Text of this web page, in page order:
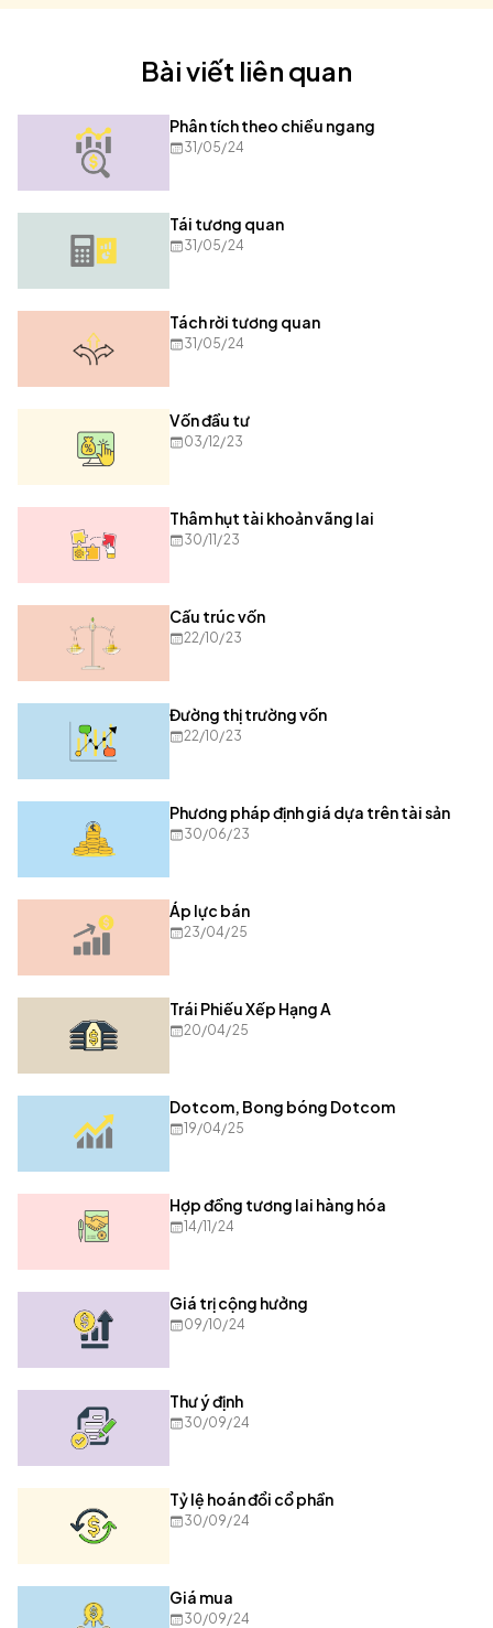
Bài viết liên quan
Phân tích theo chiều ngang
31/05/24
Tái tương quan
31/05/24
Tách rời tương quan
31/05/24
Vốn đầu tư
03/12/23
Thâm hụt tài khoản vãng lai
30/11/23
Cấu trúc vốn
22/10/23
Đường thị trường vốn
22/10/23
Phương pháp định giá dựa trên tài sản
30/06/23
Áp lực bán
23/04/25
Trái Phiếu Xếp Hạng A
20/04/25
Dotcom, Bong bóng Dotcom
19/04/25
Hợp đồng tương lai hàng hóa
14/11/24
Giá trị cộng hưởng
09/10/24
Thư ý định
30/09/24
Tỷ lệ hoán đổi cổ phần
30/09/24
Giá mua
30/09/24